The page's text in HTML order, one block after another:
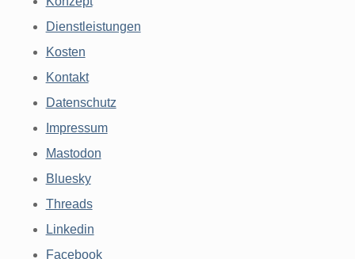
Dienstleistungen
Kosten
Kontakt
Datenschutz
Impressum
Mastodon
Bluesky
Threads
Linkedin
Facebook